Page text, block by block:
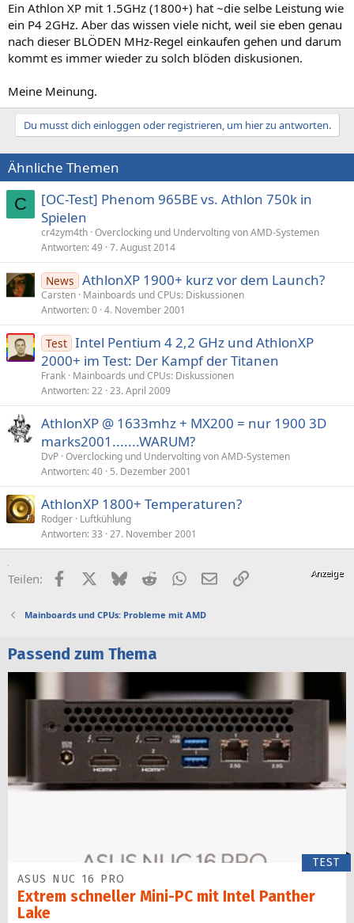
Ein Athlon XP mit 1.5GHz (1800+) hat ~die selbe Leistung wie
ein P4 2GHz. Aber das wissen viele nicht, weil sie eben genau
nach dieser BLÖDEN MHz-Regel einkaufen gehen und darum
kommt es immer wieder zu solch blöden diskusionen.
Meine Meinung.
Du musst dich einloggen oder registrieren, um hier zu antworten.
Ähnliche Themen
C
[OC-Test] Phenom 965BE vs. Athlon 750k in
Spielen
cr4zym4th Overclocking und Undervolting von AMD-Systemen
Antworten 49 7. August 2014
News AthlonXP 1900+ kurz vor dem Launch?
Carsten Mainboards und CPUs: Diskussionen
Antworten 0 4. November 2001
Test Intel Pentium 4 2,2 GHz und AthlonXP
2000+ im Test: Der Kampf der Titanen
Frank Mainboards und CPUs: Diskussionen
Antworten 22 23. April 2009
AthlonXP @ 1633mhz + MX200 = nur 1900 3D
marks2001.......WARUM?
DvP Overclocking und Undervolting von AMD-Systemen
Antworten 40 5. Dezember 2001
AthlonXP 1800+ Temperaturen?
Rodger Luftkühlung
Antworten 33 27. November 2001
Teilen: FacebookX (Twitter)
BlueskyRedditWhatsApp
E-MailLink
Mainboards und CPUs: Probleme mit AMD
Passend zum Thema
TEST
ASUS NUC 16 PRO
Extrem schneller Mini-PC mit Intel Panther
Lake